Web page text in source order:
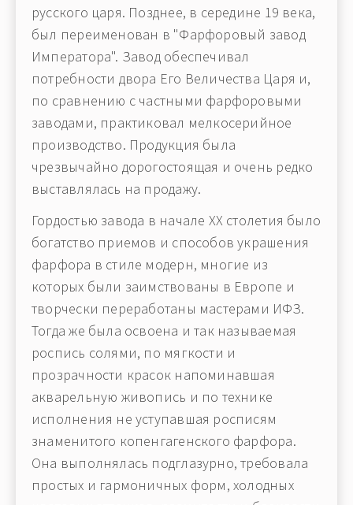
русского царя. Позднее, в середине 19 века,
был переименован в "Фарфоровый завод
Императора". Завод обеспечивал
потребности двора Его Величества Царя и,
по сравнению с частными фарфоровыми
заводами, практиковал мелкосерийное
производство. Продукция была
чрезвычайно дорогостоящая и очень редко
выставлялась на продажу.
Гордостью завода в начале XX столетия было
богатство приемов и способов украшения
фарфора в стиле модерн, многие из
которых были заимствованы в Европе и
творчески переработаны мастерами ИФЗ.
Тогда же была освоена и так называемая
роспись солями, по мягкости и
прозрачности красок напоминавшая
акварельную живопись и по технике
исполнения не уступавшая росписям
знаменитого копенгагенского фарфора.
Она выполнялась подглазурно, требовала
простых и гармоничных форм, холодных